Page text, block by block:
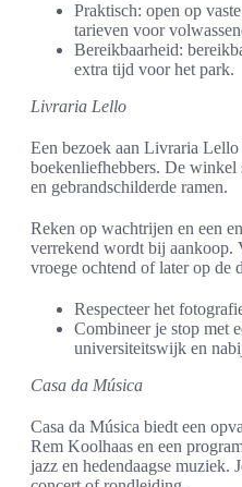
Praktisch: open op
tarieven voor
Bereikbaarheid:
extra tijd voor het park.
Livraria Lello
Een bezoek aan Livraria
boekenliefhebbers. De winkel
en gebrandschilderde ramen.
Reken op wachtrijen en een
verrekend wordt bij aankoop.
vroege ochtend of later op de
Respecteer het
Combineer je stop met
universiteitswijk en
Casa da Música
Casa da Música biedt een
Rem Koolhaas en een
jazz en hedendaagse muziek.